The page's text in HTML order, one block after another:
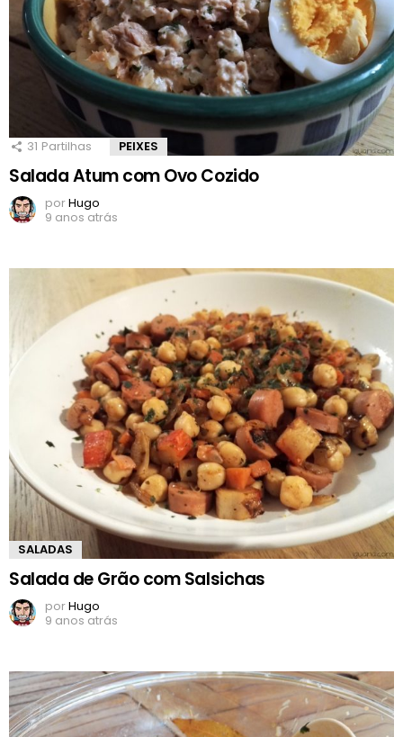
31 Partilhas PEIXES
Salada Atum com Ovo Cozido
porHugo
9 anos atrás
SALADAS
Salada de Grão com Salsichas
porHugo
9 anos atrás